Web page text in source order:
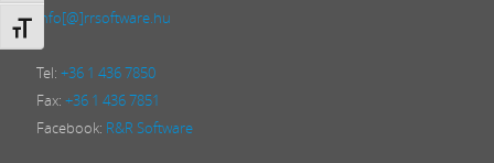
Betűméret váltása
info[@]rrsoftware.hu
Tel: +36 1 436 7850
Fax: +36 1 436 7851
Facebook: R&R Software